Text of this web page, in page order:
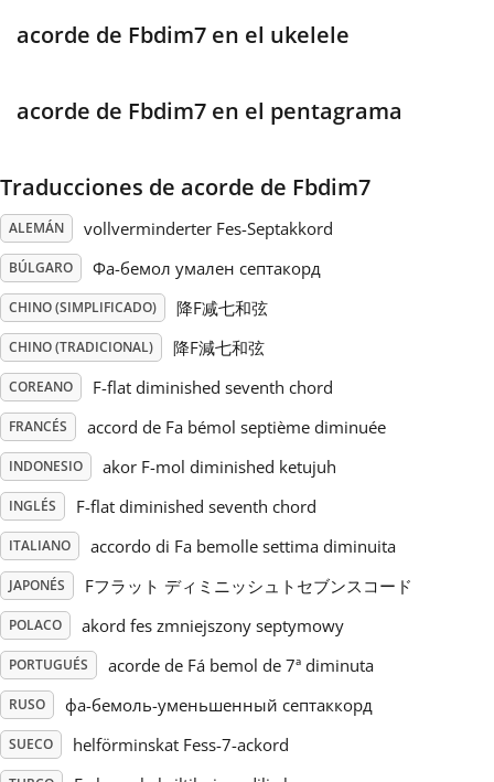
Italiano
日本語
Polski
Português
Русский
Svenska
Tiếng Việt
Türkçe
简体中文
繁體中文
acorde de Fbdim7 en el ukelele
acorde de Fbdim7 en el pentagrama
Traducciones de acorde de Fbdim7
ALEMÁN vollverminderter Fes-Septakkord
BÚLGARO Фа-бемол умален септакорд
CHINO (SIMPLIFICADO) 降F减七和弦
CHINO (TRADICIONAL) 降F減七和弦
COREANO F-flat diminished seventh chord
FRANCÉS accord de Fa bémol septième diminuée
INDONESIO akor F-mol diminished ketujuh
INGLÉS F-flat diminished seventh chord
ITALIANO accordo di Fa bemolle settima diminuita
JAPONÉS Fフラット ディミニッシュトセブンスコード
POLACO akord fes zmniejszony septymowy
PORTUGUÉS acorde de Fá bemol de 7ª diminuta
RUSO фа-бемоль-уменьшенный септаккорд
SUECO helförminskat Fess-7-ackord